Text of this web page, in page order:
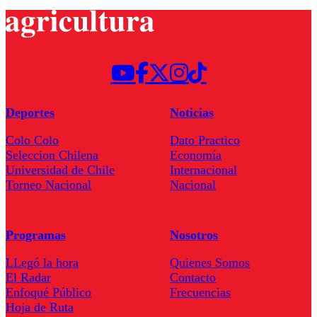
Deportes
Colo Colo
Seleccion Chilena
Universidad de Chile
Torneo Nacional
Noticias
Dato Practico
Economía
Internacional
Nacional
Programas
LLegó la hora
El Radar
Enfoqué Público
Hoja de Ruta
Nosotros
Quienes Somos
Contacto
Frecuencias